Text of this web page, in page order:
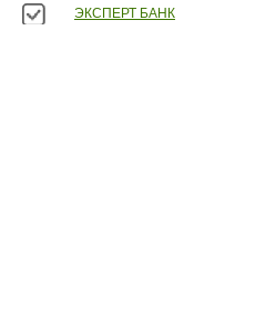
ЭКСПЕРТ БАНК